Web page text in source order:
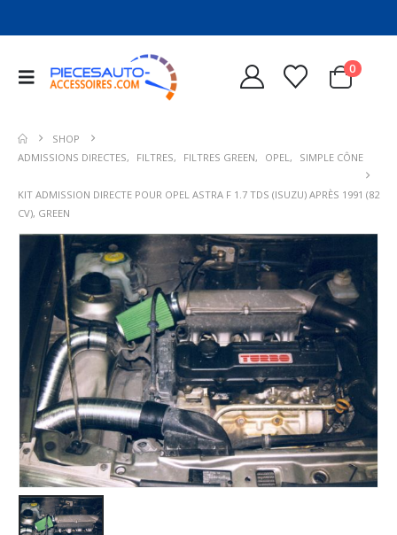
0
SHOP
ADMISSIONS DIRECTES, FILTRES, FILTRES GREEN, OPEL , SIMPLE CÔNE
KIT ADMISSION DIRECTE POUR OPEL ASTRA F 1.7 TDS (ISUZU) APRÈS 1991 (82
CV), GREEN